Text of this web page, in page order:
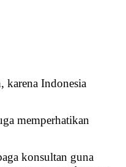
karena Indonesia
memperhatikan
konsultan guna